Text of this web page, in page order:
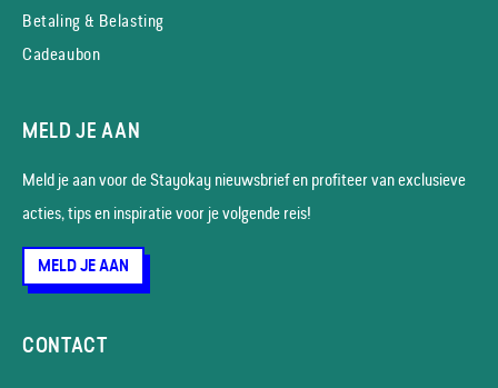
Betaling & Belasting
Cadeaubon
MELD JE AAN
Meld je aan voor de Stayokay nieuws­brief en profiteer van exclusieve
acties, tips en inspiratie voor je volgende reis!
MELD JE AAN
CONTACT